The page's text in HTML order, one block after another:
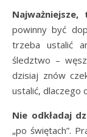
powinny być
trzeba ustalić
śledztwo –
dzisiaj znów
ustalić, dlaczego
Nie odkładaj
„po świętach”.